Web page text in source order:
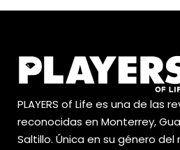
PLAYERS of Life es una de las
reconocidas en Monterrey,
Saltillo. Única en su género del